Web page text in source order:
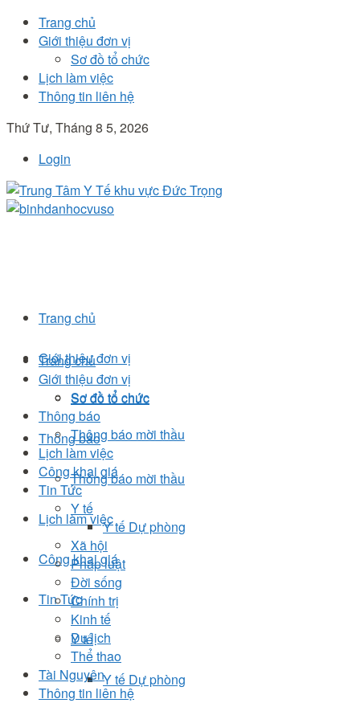
Trang chủ
Giới thiệu đơn vị
Sơ đồ tổ chức
Lịch làm việc
Thông tin liên hệ
Thứ Tư, Tháng 8 5, 2026
Login
Trang chủ
Giới thiệu đơn vị
Sơ đồ tổ chức
Thông báo
Thông báo mời thầu
Lịch làm việc
Công khai giá
Tin Tức
Y tế
Y tế Dự phòng
Trang chủ
Giới thiệu đơn vị
Sơ đồ tổ chức
Thông báo
Thông báo mời thầu
Lịch làm việc
Công khai giá
Tin Tức
Y tế
Y tế Dự phòng
Xã hội
Pháp luật
Đời sống
Chính trị
Kinh tế
Du lịch
Thể thao
Tài Nguyên
Thông tin liên hệ